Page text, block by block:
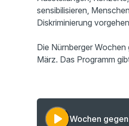
sensibilisieren,
Diskriminierung
Die Nürnberger
März. Das Programm
play_arrow Wochen